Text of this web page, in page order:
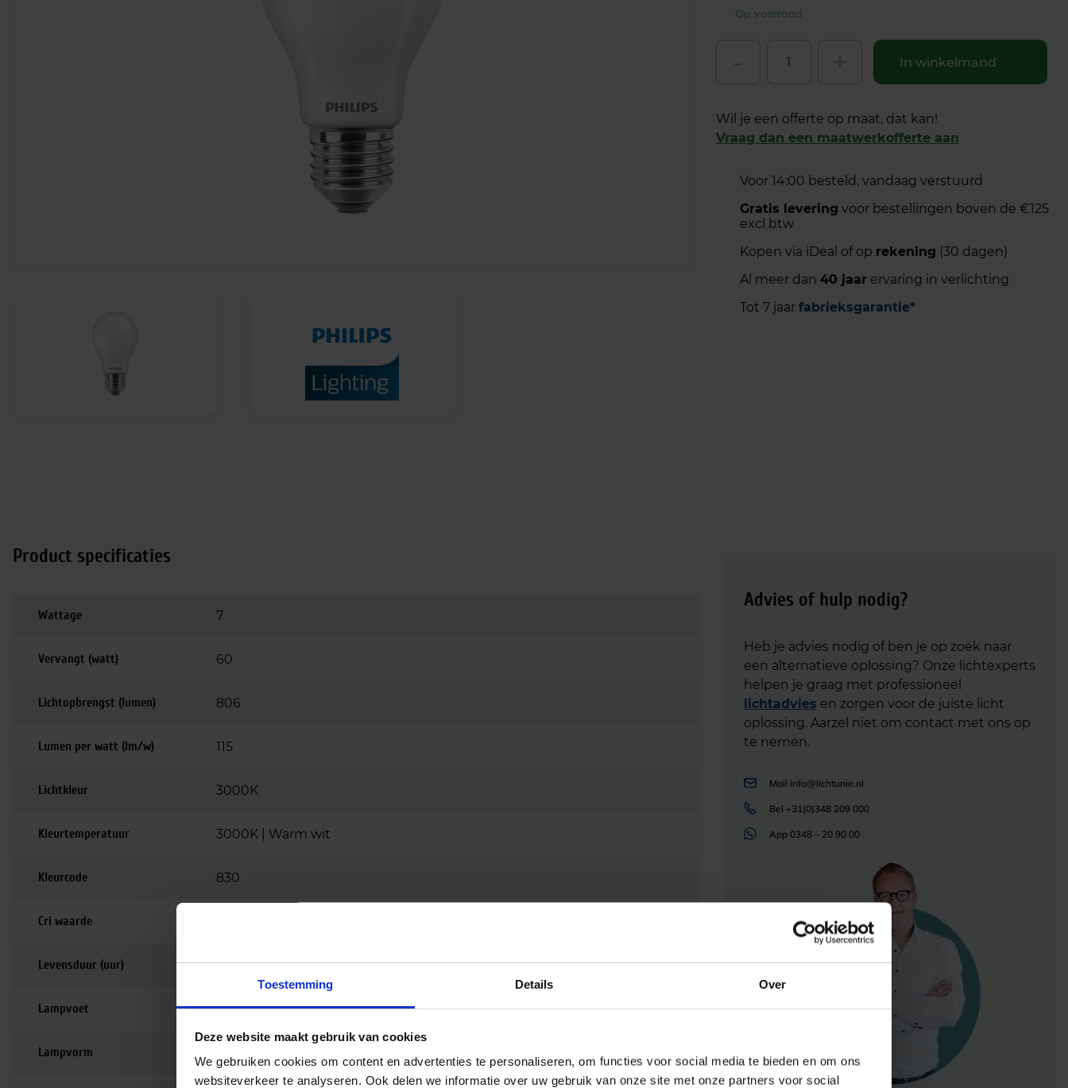
Toestemming Details Over
Deze website maakt gebruik van cookies
We gebruiken cookies om content en advertenties te personaliseren, om functies voor social media te bieden en om ons
websiteverkeer te analyseren. Ook delen we informatie over uw gebruik van onze site met onze partners voor social
Op voorraad
In winkelmand
Wil je een offerte op maat, dat kan!
Vraag dan een maatwerkofferte aan
Voor 14:00 besteld, vandaag verstuurd
Gratis levering voor bestellingen boven de €125
excl btw
Kopen via iDeal of op rekening (30 dagen)
Al meer dan 40 jaarervaring in verlichting
Tot 7 jaar fabrieksgarantie*
Product specificaties
Wattage 7
Vervangt (watt) 60
Lichtopbrengst (lumen) 806
Lumen per watt (lm/w) 115
Lichtkleur 3000K
Kleurtemperatuur 3000K | Warm wit
Kleurcode 830
Cri waarde
Levensduur (uur) 15.000
Lampvoet E27
Lampvorm
Advies of hulp nodig?
Heb je advies nodig of ben je op zoek naar
een alternatieve oplossing? Onze lichtexperts
helpen je graag met professioneel
lichtadvies en zorgen voor de juiste licht
oplossing. Aarzel niet om contact met ons op
te nemen.
Mail info@lichtunie.nl
Bel +31(0)348 209 000
App 0348 – 20 90 00